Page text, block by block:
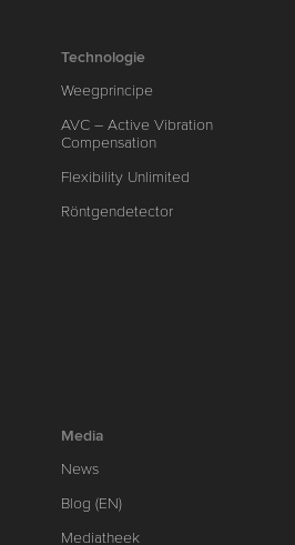
Technologie
Weegprincipe
AVC – Active Vibration
Compensation
Flexibility Unlimited
Röntgendetector
Media
News
Blog (EN)
Mediatheek